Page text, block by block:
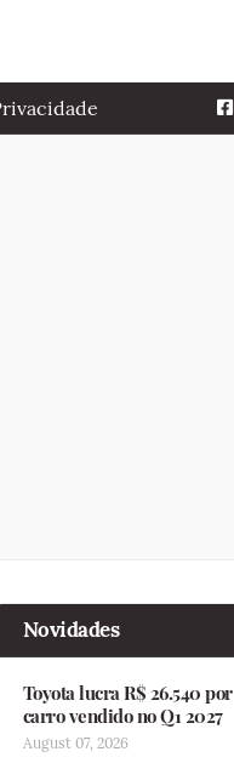
Novidades
Toyota lucra R$ 26.540 por
carro vendido no Q1 2027
August 07, 2026